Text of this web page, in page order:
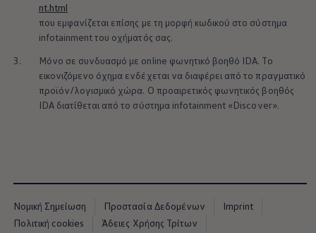
nt.html
που εμφανίζεται επίσης με τη μορφή κωδικού στο σύστημα
infotainment του οχήματός σας.
3.
Μόνο σε συνδυασμό με online φωνητικό βοηθό IDA. Το
εικονιζόμενο όχημα ενδέχεται να διαφέρει από το πραγματικό
προϊόν/λογισμικό χώρα. Ο προαιρετικός φωνητικός βοηθός
IDA διατίθεται από το σύστημα infotainment «Discover».
Νομική Σημείωση Προστασία Δεδομένων
Imprint
Πολιτική cookies
Άδειες Χρήσης Τρίτων